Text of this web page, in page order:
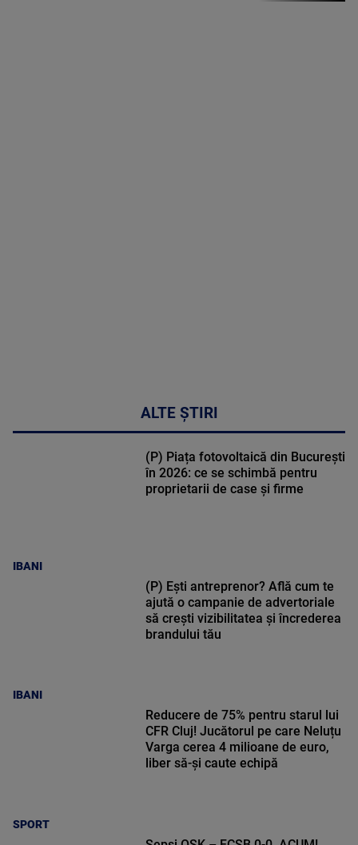
Stirile PRO TV
ALTE ȘTIRI
IBANI
(P) Piața fotovoltaică din București
în 2026: ce se schimbă pentru
proprietarii de case și firme
IBANI
(P) Ești antreprenor? Află cum te
ajută o campanie de advertoriale
să crești vizibilitatea și încrederea
brandului tău
SPORT
Reducere de 75% pentru starul lui
CFR Cluj! Jucătorul pe care Neluțu
Varga cerea 4 milioane de euro,
liber să-și caute echipă